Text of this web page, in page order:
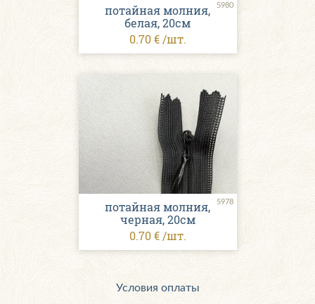
5980
потайная молния,
белая, 20см
0.70 € /шт.
5978
потайная молния,
черная, 20см
0.70 € /шт.
Условия оплаты